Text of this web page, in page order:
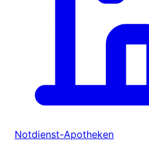
Notdienst-Apotheken